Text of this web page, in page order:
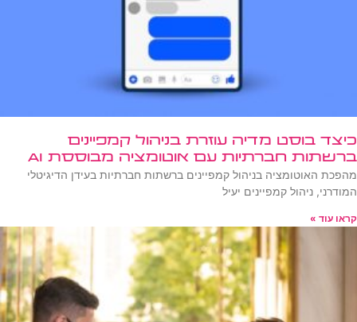
כיצד בוסט מדיה עוזרת בניהול קמפיינים
ברשתות חברתיות עם אוטומציה מבוססת AI
מהפכת האוטומציה בניהול קמפיינים ברשתות חברתיות בעידן הדיגיטלי
המודרני, ניהול קמפיינים יעיל
קראו עוד »